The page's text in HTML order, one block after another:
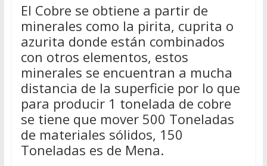
El Cobre se obtiene a partir de
minerales como la pirita, cuprita o
azurita donde están combinados
con otros elementos, estos
minerales se encuentran a mucha
distancia de la superficie por lo que
para producir 1 tonelada de cobre
se tiene que mover 500 Toneladas
de materiales sólidos, 150
Toneladas es de Mena.